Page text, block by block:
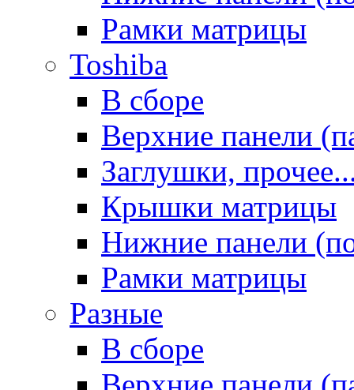
Рамки матрицы
Toshiba
В сборе
Верхние панели
Заглушки,
Крышки матрицы
Нижние панели
Рамки матрицы
Разные
В сборе